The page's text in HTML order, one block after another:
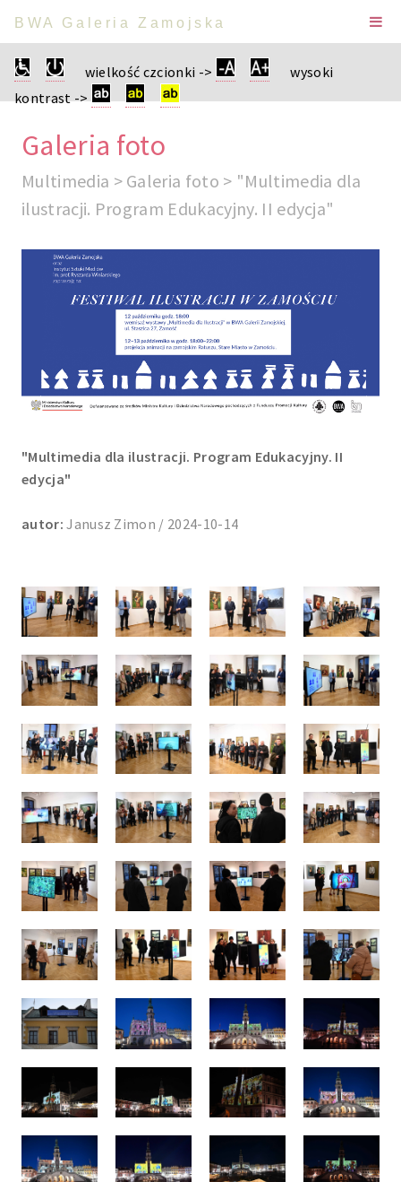
BWA Galeria Zamojska
wielkość czcionki ->
wysoki
kontrast ->
Galeria foto
Multimedia > Galeria foto > "Multimedia dla
ilustracji. Program Edukacyjny. II edycja"
"Multimedia dla ilustracji. Program Edukacyjny. II
edycja"
autor: Janusz Zimon / 2024-10-14